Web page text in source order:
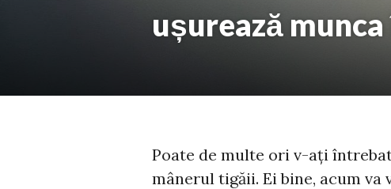
ușurează
Poate de multe ori v-ați
mânerul tigăii. Ei bine, acum